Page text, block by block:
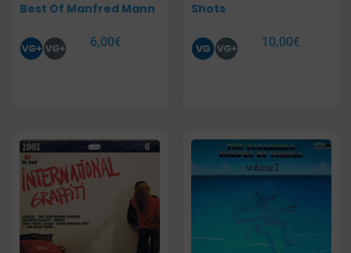
Best Of Manfred Mann
6,00€
Shots
10,00€